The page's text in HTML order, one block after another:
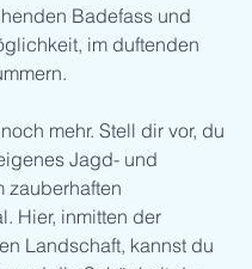
Badefass und
im duftenden
mehr. Stell dir vor, du
Jagd- und
zauberhaften
Hier, inmitten der
Landschaft, kannst du